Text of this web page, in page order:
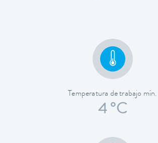
Temperatura de trabajo mín.
4 °C